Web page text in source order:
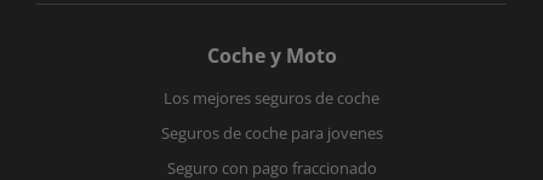
Coche y Moto
Los mejores seguros de coche
Seguros de coche para jovenes
Seguro con pago fraccionado